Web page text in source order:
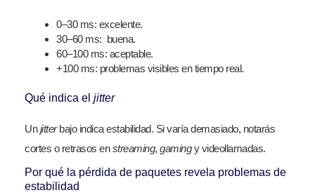
0–30 ms: excelente.
30–60 ms: buena.
60–100 ms: aceptable.
+100 ms: problemas visibles en tiempo real.
Qué indica el jitter
Unjitterbajo indica estabilidad. Si varía demasiado, notarás
cortes o retrasos enstreaming, gamingy videollamadas.
Por qué la pérdida de paquetes revela problemas de
estabilidad